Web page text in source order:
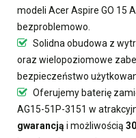
modeli Acer Aspire GO 15
bezproblemowo.
Solidna obudowa z
oraz wielopoziomowe
bezpieczeństwo
Oferujemybaterię
AG15-51P-3151 w
gwarancją i możliwością